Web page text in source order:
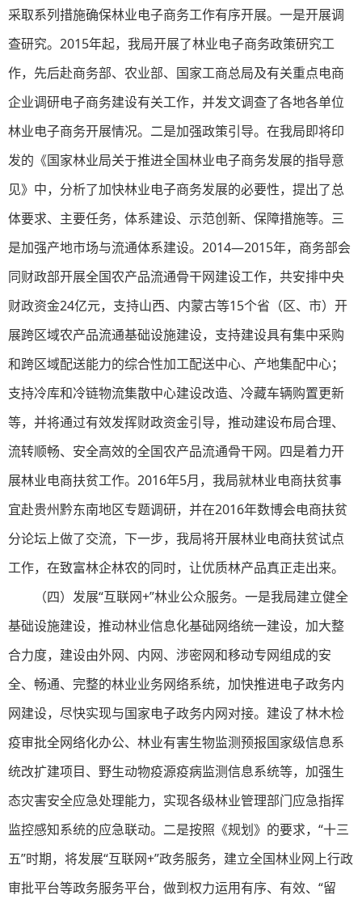
采取系列措施确保林业电子商务工作有序开展。一是开展调
查研究。2015年起，我局开展了林业电子商务政策研究工
作，先后赴商务部、农业部、国家工商总局及有关重点电商
企业调研电子商务建设有关工作，并发文调查了各地各单位
林业电子商务开展情况。二是加强政策引导。在我局即将印
发的《国家林业局关于推进全国林业电子商务发展的指导意
见》中，分析了加快林业电子商务发展的必要性，提出了总
体要求、主要任务，体系建设、示范创新、保障措施等。三
是加强产地市场与流通体系建设。2014—2015年，商务部会
同财政部开展全国农产品流通骨干网建设工作，共安排中央
财政资金24亿元，支持山西、内蒙古等15个省（区、市）开
展跨区域农产品流通基础设施建设，支持建设具有集中采购
和跨区域配送能力的综合性加工配送中心、产地集配中心；
支持冷库和冷链物流集散中心建设改造、冷藏车辆购置更新
等，并将通过有效发挥财政资金引导，推动建设布局合理、
流转顺畅、安全高效的全国农产品流通骨干网。四是着力开
展林业电商扶贫工作。2016年5月，我局就林业电商扶贫事
宜赴贵州黔东南地区专题调研，并在2016年数博会电商扶贫
分论坛上做了交流，下一步，我局将开展林业电商扶贫试点
工作，在致富林企林农的同时，让优质林产品真正走出来。
（四）发展“互联网+”林业公众服务。一是我局建立健全
基础设施建设，推动林业信息化基础网络统一建设，加大整
合力度，建设由外网、内网、涉密网和移动专网组成的安
全、畅通、完整的林业业务网络系统，加快推进电子政务内
网建设，尽快实现与国家电子政务内网对接。建设了林木检
疫审批全网络化办公、林业有害生物监测预报国家级信息系
统改扩建项目、野生动物疫源疫病监测信息系统等，加强生
态灾害安全应急处理能力，实现各级林业管理部门应急指挥
监控感知系统的应急联动。二是按照《规划》的要求，“十三
五”时期，将发展“互联网+”政务服务，建立全国林业网上行政
审批平台等政务服务平台，做到权力运用有序、有效、“留